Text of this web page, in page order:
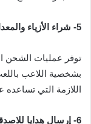
5- شراء الأزياء
توفر عمليات الشحن
بشخصية اللاعب
اللازمة التي
6- إرسال هدايا